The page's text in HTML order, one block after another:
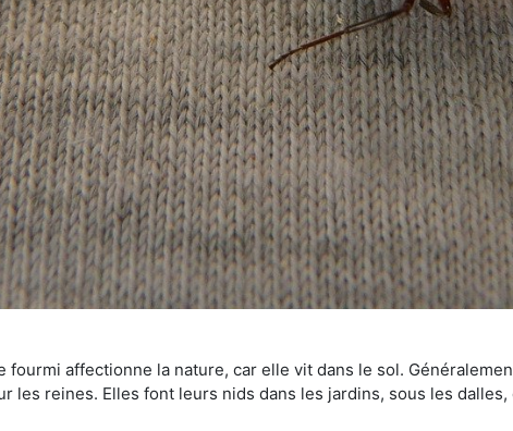
fourmi affectionne la nature, car elle vit dans le sol.
les reines. Elles font leurs nids dans les jardins, sous les dalles,